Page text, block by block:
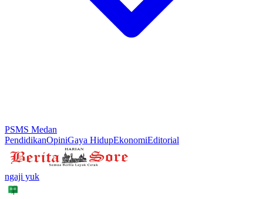
PSMS Medan
PendidikanOpiniGaya HidupEkonomiEditorial
ngaji yuk